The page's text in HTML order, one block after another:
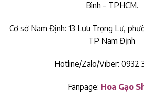
Bình – TPHCM.
Cơ sở Nam Định: 13 Lưu Trọng Lư,
TP Nam Định
Hotline/Zalo/Viber: 0932
Fanpage: Hoa Gạo